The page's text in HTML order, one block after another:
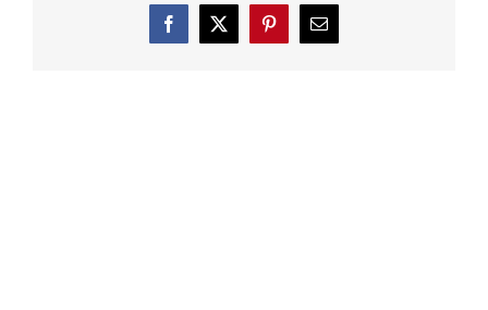
Facebook
X Pinterest
E-
Mail